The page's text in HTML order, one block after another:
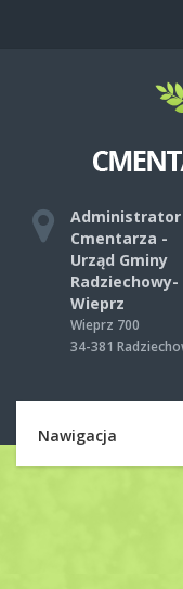
Co
Administrator
Cmentarza -
Urząd Gminy
Radziechowy-
Wieprz
Wieprz 700
34-381
Nawigacja